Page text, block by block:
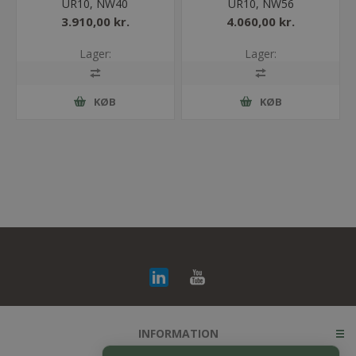
UR10, NW40
3.910,00 kr.
Lager:
KØB
UR10, NW56
4.060,00 kr.
Lager:
KØB
INFORMATION